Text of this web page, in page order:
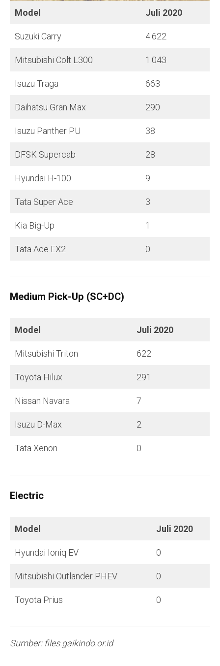
Model Juli 2020
Suzuki Carry 4.622
Mitsubishi Colt L300 1.043
Isuzu Traga 663
Daihatsu Gran Max 290
Isuzu Panther PU 38
DFSK Supercab 28
Hyundai H-100 9
Tata Super Ace 3
Kia Big-Up 1
Tata Ace EX2 0
Medium Pick-Up (SC+DC)
Model Juli 2020
Mitsubishi Triton 622
Toyota Hilux 291
Nissan Navara 7
Isuzu D-Max 2
Tata Xenon 0
Electric
Model Juli 2020
Hyundai Ioniq EV 0
Mitsubishi Outlander PHEV 0
Toyota Prius 0
Sumber: files.gaikindo.or.id